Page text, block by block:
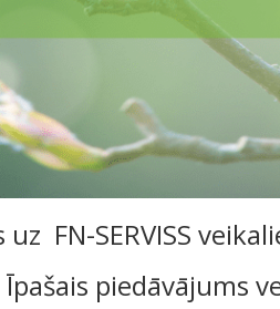
uz FN-SERVISS
Īpašais piedāvājums